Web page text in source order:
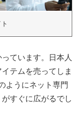
ています。日本人
テムを売ってしま
ようにネット専門
すぐに広がるでし